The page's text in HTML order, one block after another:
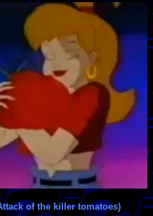
of the killer tomatoes)